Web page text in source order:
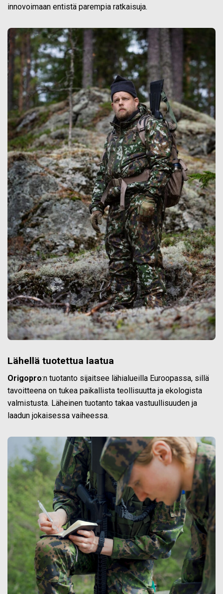
innovoimaan entistä parempia ratkaisuja.
Lähellä tuotettua laatua
Origopro:n tuotanto sijaitsee lähialueilla Euroopassa, sillä
tavoitteena on tukea paikallista teollisuutta ja ekologista
valmistusta. Läheinen tuotanto takaa vastuullisuuden ja
laadun jokaisessa vaiheessa.